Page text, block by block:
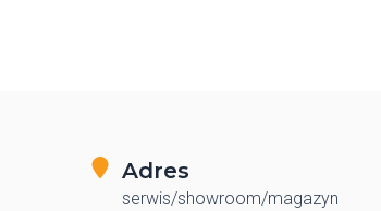
Adres
serwis/showroom/magazyn